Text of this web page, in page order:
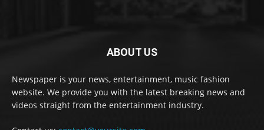
ABOUT US
Newspaper is your news, entertainment, music fashion
website. We provide you with the latest breaking news and
videos straight from the entertainment industry.